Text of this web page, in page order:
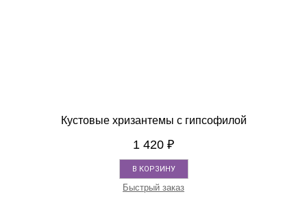
Кустовые хризантемы с гипсофилой
1 420 ₽
В КОРЗИНУ
Быстрый заказ